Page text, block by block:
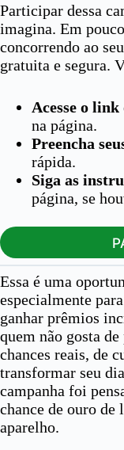
Participar dessa
imagina. Em
concorrendo ao
gratuita e segura.
Acesse o
na página.
Preencha
rápida.
Siga as
página, se
Essa é uma
especialmente
ganhar prêmios
quem não gosta
chances reais, de
transformar seu
campanha foi
chance de ouro de
aparelho.